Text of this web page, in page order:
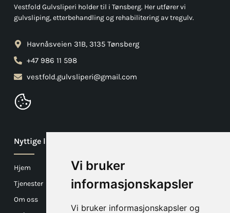
Vi bruker
informasjonskapsler
Vi bruker informasjonskapsler og
Vestfold Gulvsliperi holder til i Tønsberg. Her utfører vi
gulvsliping, etterbehandling og rehabilitering av tregulv.
Havnåsveien 31B, 3135 Tønsberg
+47 986 11 598
vestfold.gulvsliperi@gmail.com
Nyttige linker
Hjem
Tjenester
Om oss